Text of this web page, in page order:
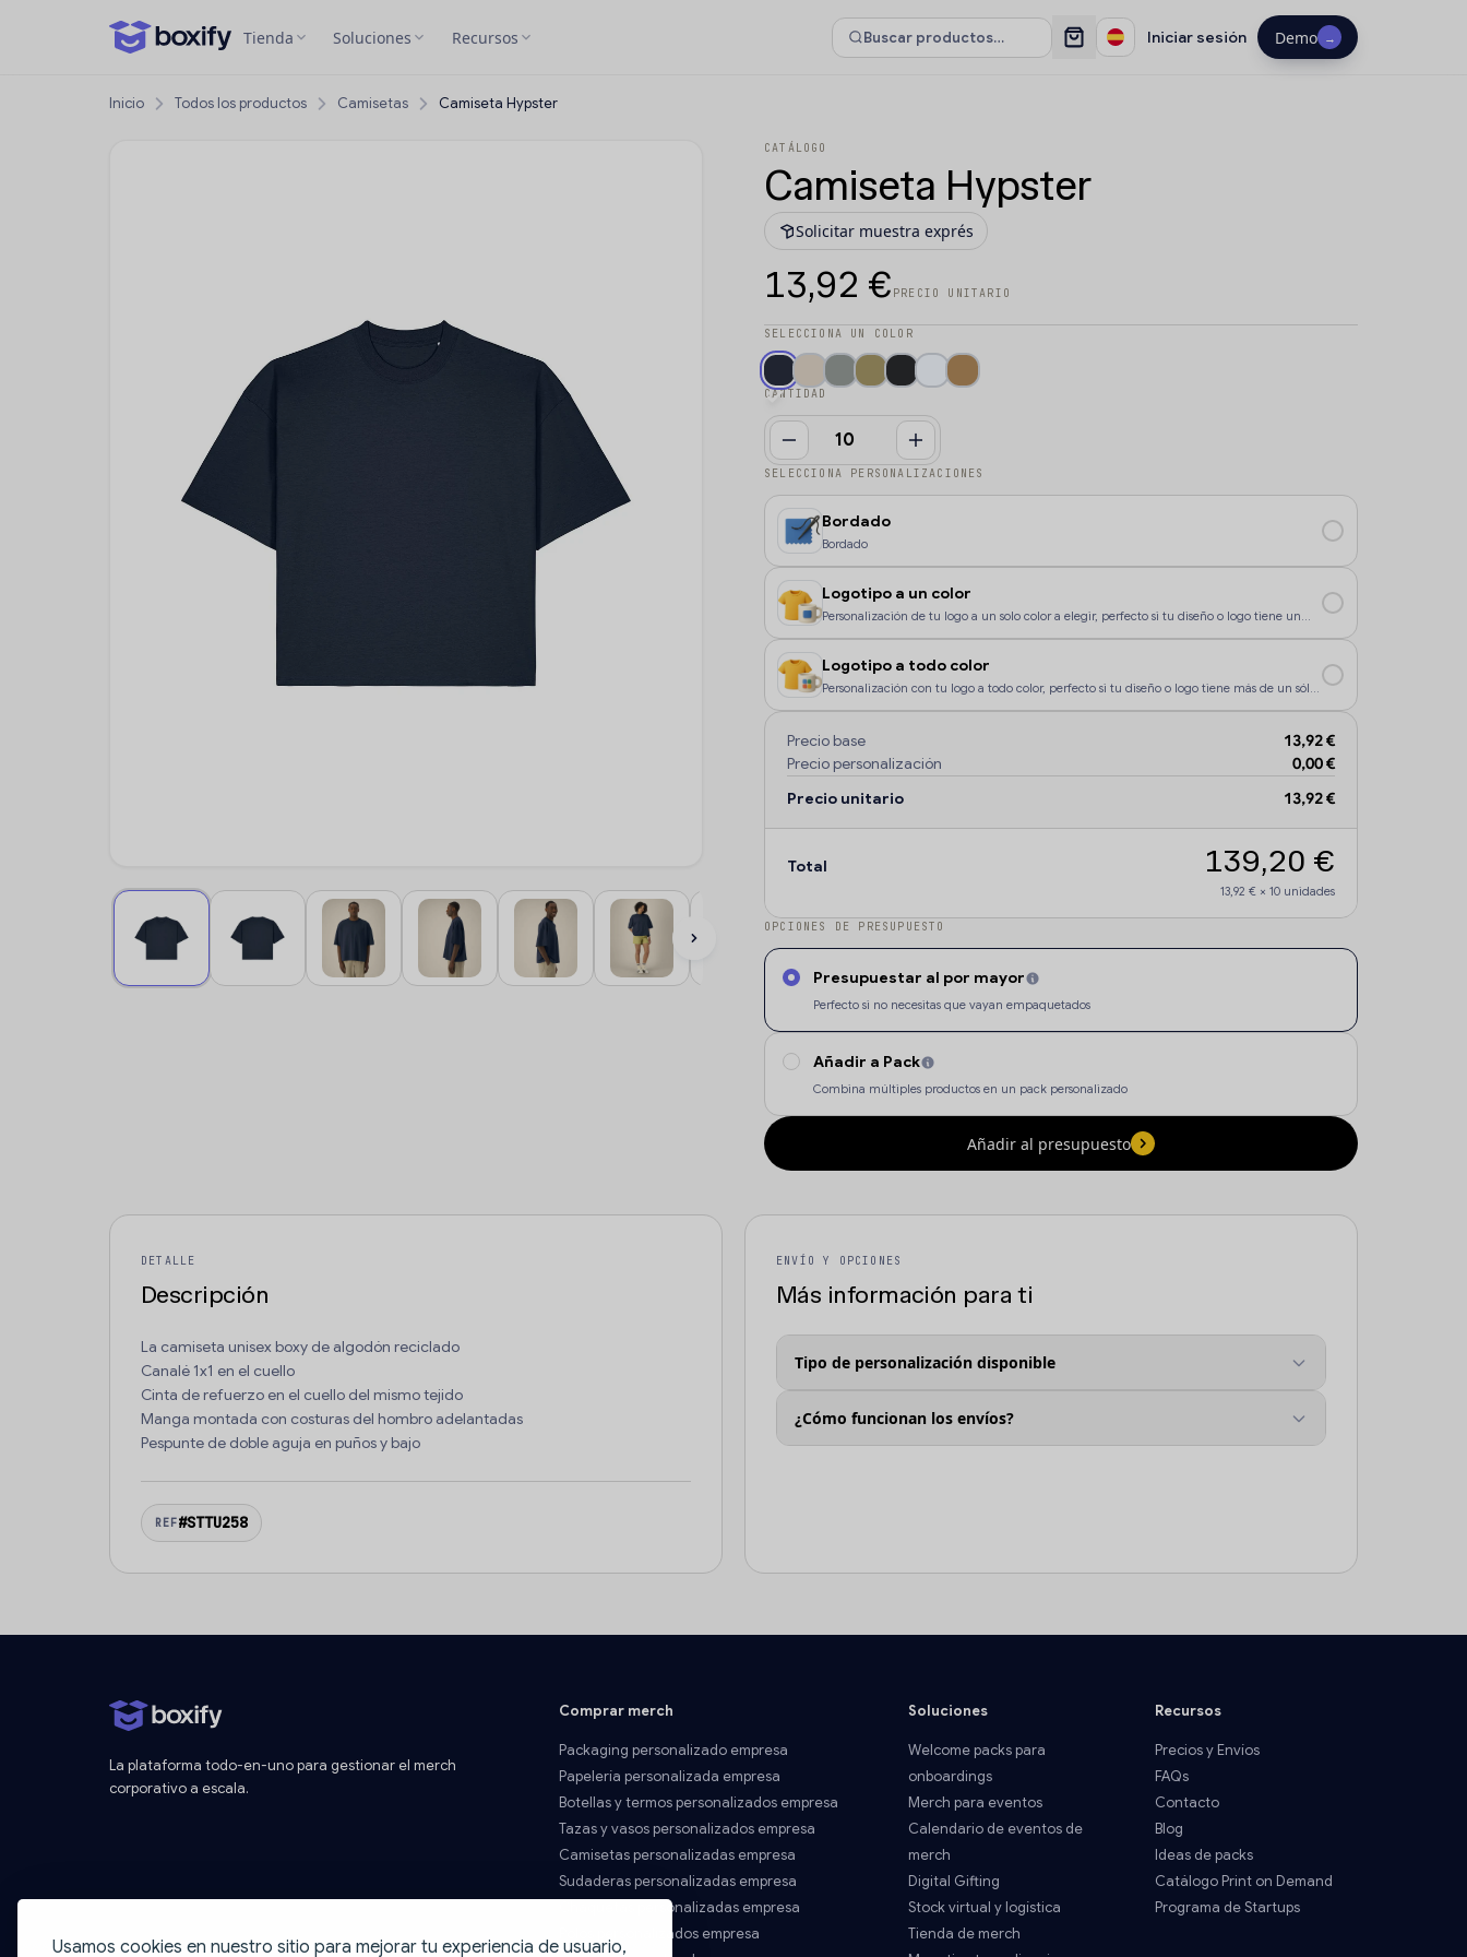
Usamos cookies en nuestro sitio para mejorar tu experiencia de usuario,
Tienda Soluciones Recursos Iniciar sesión Demo →
Inicio Todos los productos Camisetas Camiseta Hypster
CATÁLOGO
Camiseta Hypster
Solicitar muestra exprés
13,92 € PRECIO UNITARIO
SELECCIONA UN COLOR
CANTIDAD
SELECCIONA PERSONALIZACIONES
Bordado
Bordado
Logotipo a un color
Personalización de tu logo a un solo color a elegir, perfecto si tu diseño o logo tiene un
Logotipo a todo color
Personalización con tu logo a todo color, perfecto si tu diseño o logo tiene más de un sólo
Precio base
13,92 €
Precio personalización
0,00 €
Precio unitario
13,92 €
Total 139,20 €
13,92 € × 10 unidades
OPCIONES DE PRESUPUESTO
Presupuestar al por mayor
Perfecto si no necesitas que vayan empaquetados
Añadir a Pack
Combina múltiples productos en un pack personalizado
Añadir al presupuesto
DETALLE
Descripción
La camiseta unisex boxy de algodón reciclado
Canalé 1x1 en el cuello
Cinta de refuerzo en el cuello del mismo tejido
Manga montada con costuras del hombro adelantadas
Pespunte de doble aguja en puños y bajo
REF#STTU258
ENVÍO Y OPCIONES
Más información para ti
Tipo de personalización disponible
¿Cómo funcionan los envíos?
La plataforma todo-en-uno para gestionar el merch
corporativo a escala.
Comprar merch
Packaging personalizado empresa
Papelería personalizada empresa
Botellas y termos personalizados empresa
Tazas y vasos personalizados empresa
Camisetas personalizadas empresa
Sudaderas personalizadas empresa
Chaquetas personalizadas empresa
Polos personalizados empresa
Soluciones
Welcome packs para
onboardings
Merch para eventos
Calendario de eventos de
merch
Digital Gifting
Stock virtual y logística
Tienda de merch
Recursos
Precios y Envíos
FAQs
Contacto
Blog
Ideas de packs
Catálogo Print on Demand
Programa de Startups